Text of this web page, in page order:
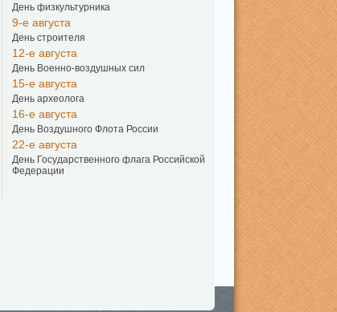
День физкультурника
9-е августа
День строителя
12-е августа
День Военно-воздушных сил
15-е августа
День археолога
16-е августа
День Воздушного Флота России
22-е августа
День Государственного флага Российской
Федерации